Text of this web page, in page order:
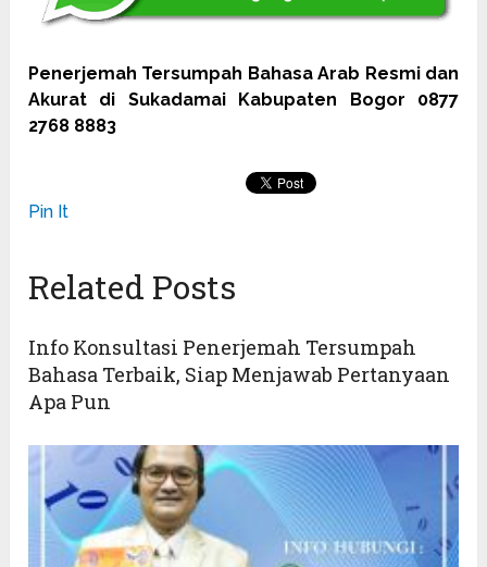
Penerjemah Tersumpah Bahasa Arab Resmi dan
Akurat di Sukadamai Kabupaten Bogor 0877
2768 8883
Pin It
Related Posts
Info Konsultasi Penerjemah Tersumpah
Bahasa Terbaik, Siap Menjawab Pertanyaan
Apa Pun